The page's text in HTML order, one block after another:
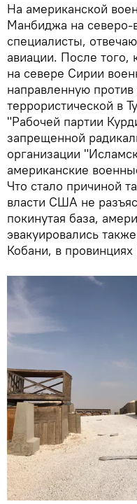
На американской
Манбиджа на северо-
специалисты,
авиации. После того,
на севере Сирии
направленную
террористической в
"Рабочей партии
запрещенной
организации
американские
Что стало причиной
власти США не
покинутая база,
эвакуировались
Кобани, в